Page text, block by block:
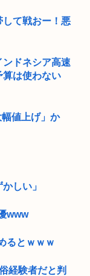
て戦おー！悪
ンドネシア高速
算は使わない
幅値上げ」か
しい」
www
るとｗｗｗ
経験者だと判